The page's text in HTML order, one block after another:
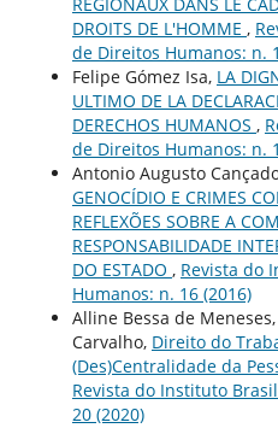
REGIONAUX DANS LE
DROITS DE L'HOMME ,
de Direitos Humanos: n.
Felipe Gómez Isa, LA
ULTIMO DE LA
DERECHOS HUMANOS ,
de Direitos Humanos: n.
Antonio Augusto
GENOCÍDIO E CRIMES
REFLEXÕES SOBRE A
RESPONSABILIDADE
DO ESTADO , Revista do
Humanos: n. 16 (2016)
Alline Bessa de
Carvalho, Direito do
(Des)Centralidade da
Revista do Instituto
20 (2020)